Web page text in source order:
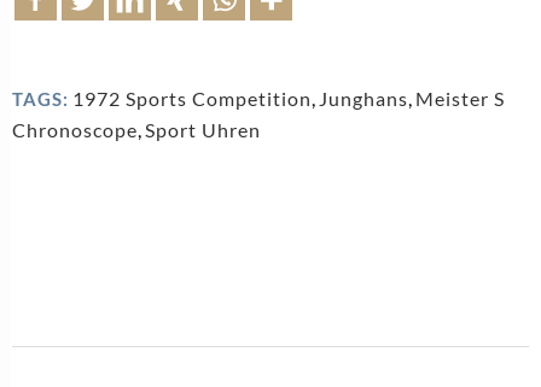
TAGS: 1972 Sports Competition, Junghans, Meister S
Chronoscope,Sport Uhren